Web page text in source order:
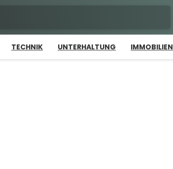
TECHNIK UNTERHALTUNG IMMOBILIEN